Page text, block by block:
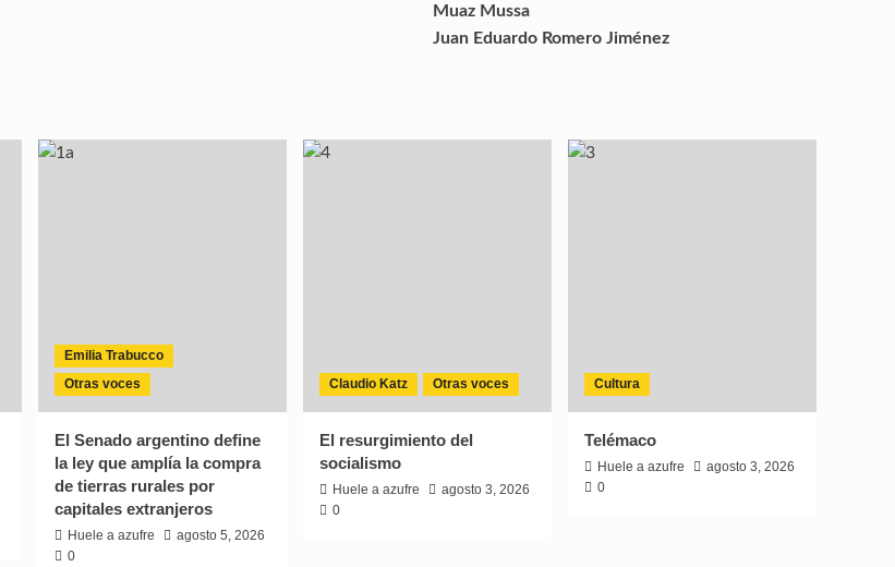
Muaz Mussa
Juan Eduardo Romero Jiménez
Emilia Trabucco
Otras voces
El Senado argentino define
la ley que amplía la compra
de tierras rurales por
capitales extranjeros
Huele a azufre
agosto 5, 2026
0
Claudio Katz Otras voces
El resurgimiento del
socialismo
Huele a azufre
agosto 3, 2026
0
Cultura
Telémaco
Huele a azufre
agosto 3, 2026
0